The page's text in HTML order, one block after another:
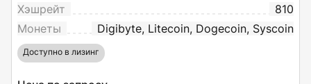
Хэшрейт
810
Монеты
Digibyte, Litecoin, Dogecoin, Syscoin
Доступно в лизинг